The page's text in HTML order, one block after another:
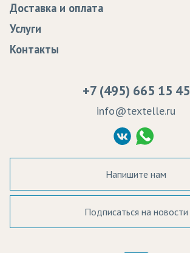
Статьи
Программа лояльности
Сертификаты качества
Судебные решения
Политика Конфиденциальности
Согласие на обработку ПД
Доставка и оплата
Доставка
Оплата
Услуги
Образцы
Контакты
+7 (495) 665 15 45
info@textelle.ru
Напишите нам
Подписаться на новости